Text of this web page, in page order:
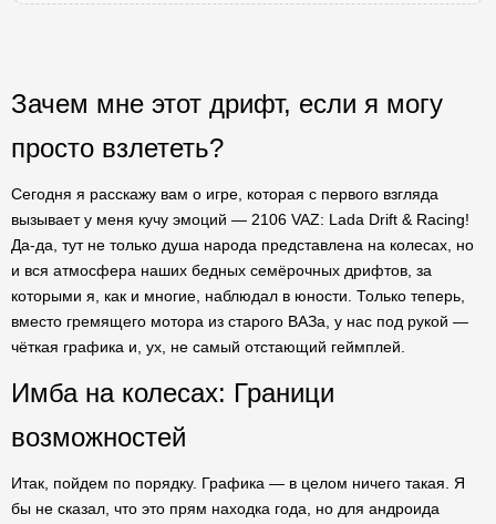
Зачем мне этот дрифт, если я могу
просто взлететь?
Сегодня я расскажу вам о игре, которая с первого взгляда
вызывает у меня кучу эмоций — 2106 VAZ: Lada Drift & Racing!
Да-да, тут не только душа народа представлена на колесах, но
и вся атмосфера наших бедных семёрочных дрифтов, за
которыми я, как и многие, наблюдал в юности. Только теперь,
вместо гремящего мотора из старого ВАЗа, у нас под рукой —
чёткая графика и, ух, не самый отстающий геймплей.
Имба на колесах: Граници
возможностей
Итак, пойдем по порядку. Графика — в целом ничего такая. Я
бы не сказал, что это прям находка года, но для андроида